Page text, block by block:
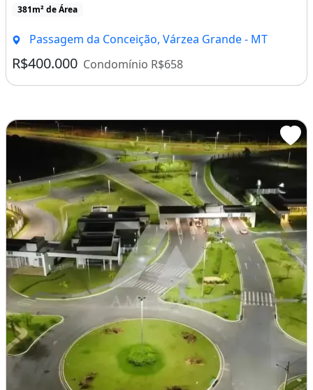
381m² de Área
Passagem da Conceição, Várzea Grande - MT
R$400.000 Condomínio R$658